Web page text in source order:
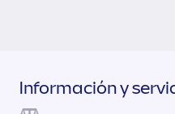
Información y